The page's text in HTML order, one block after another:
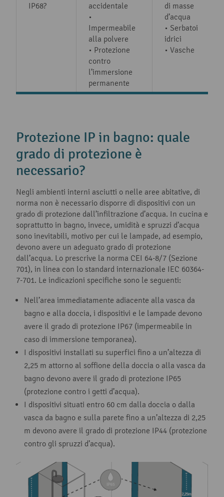
IP68?
accidentale
•
Impermeabile
alla polvere
• Protezione
contro
l’immersione
permanente
di masse
d’acqua
• Serbatoi
idrici
• Vasche
Protezione IP in bagno: quale
grado di protezione è
necessario?
Negli ambienti interni asciutti o nelle aree abitative, di
norma non è necessario disporre di dispositivi con un
grado di protezione dall’infiltrazione d’acqua. In cucina e
soprattutto in bagno, invece, umidità e spruzzi d’acqua
sono inevitabili, motivo per cui le lampade, ad esempio,
devono avere un adeguato grado di protezione
dall’acqua. Lo prescrive la norma CEI 64-8/7 (Sezione
701), in linea con lo standard internazionale IEC 60364-
7-701. Le indicazioni specifiche sono le seguenti:
Nell’area immediatamente adiacente alla vasca da
bagno e alla doccia, i dispositivi e le lampade devono
avere il grado di protezione IP67 (impermeabile in
caso di immersione temporanea).
I dispositivi installati su superfici fino a un’altezza di
2,25 m attorno al soffione della doccia o alla vasca da
bagno devono avere il grado di protezione IP65
(protezione contro i getti d’acqua).
I dispositivi situati entro 60 cm dalla doccia o dalla
vasca da bagno e sulla parete fino a un’altezza di 2,25
m devono avere il grado di protezione IP44 (protezione
contro gli spruzzi d’acqua).